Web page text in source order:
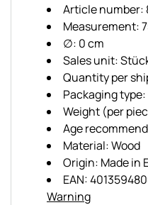
Article number:
Measurement:
∅: 0 cm
Sales unit:
Quantity per
Packaging
Weight (per
Age
Material: Wood
Origin: Made in
EAN:
Warning